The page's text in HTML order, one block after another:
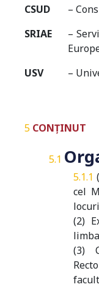
CSUD
–
SRIAE
–
USV
–
CONȚINUT
cel
(2)
(3)